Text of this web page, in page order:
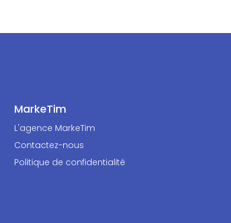
MarkeTim
L'agence MarkeTim
Contactez-nous
Politique de confidentialité